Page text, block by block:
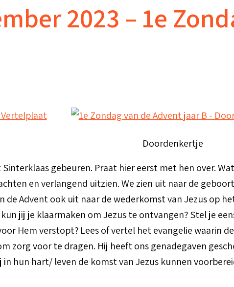
2023 – 1e
Doordenkertje
gebeuren. Praat hier eerst met hen over.
en verlangend uitzien. We zien uit naar de
de Advent ook uit naar de wederkomst van Jezus op
jij je klaarmaken om Jezus te ontvangen? Stel je
Hem verstopt? Lees of vertel het evangelie waarin
zorg voor te dragen. Hij heeft ons genadegaven
hun hart/ leven de komst van Jezus kunnen